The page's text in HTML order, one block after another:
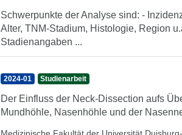
Schwerpunkte der Analyse sind: -
Alter, TNM-Stadium, Histologie, Region
Stadienangaben ...
2024-01 Studienarbeit
Der Einfluss der Neck-Dissection aufs
Mundhöhle, Nasenhöhle und der